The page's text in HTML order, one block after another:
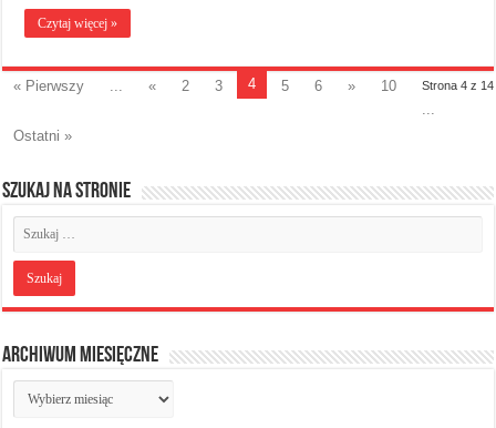
Czytaj więcej »
Strona 4 z 14
« Pierwszy ... « 2 3 4 5 6 »
10
...
Ostatni »
Szukaj na stronie
Archiwum miesięczne
Archiwum
miesięczne